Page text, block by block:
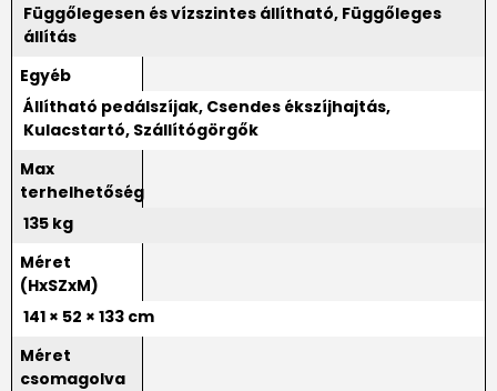
Függőlegesen és vízszintes állítható, Függőleges
állítás
Egyéb
Állítható pedálszíjak, Csendes ékszíjhajtás,
Kulacstartó, Szállítógörgők
Max
terhelhetőség
135 kg
Méret
(HxSZxM)
141 × 52 × 133 cm
Méret
csomagolva